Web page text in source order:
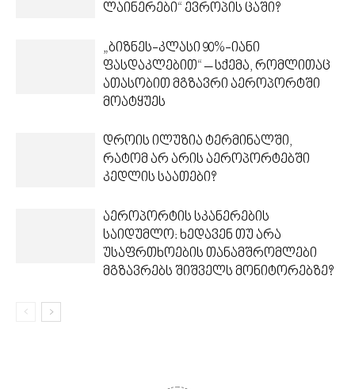
ლაინერები“ ევროპის ცაში?
„ბიზნეს-კლასი 90%-იანი
ფასდაკლებით“ – სქემა, რომლითაც
ათასობით მგზავრი აეროპორტში
მოატყუეს
დროის ილუზია ტერმინალში,
რატომ არ არის აეროპორტებში
კედლის საათები?
აეროპორტის სკანერების
საიდუმლო: ხედავენ თუ არა
უსაფრთხოების თანამშრომლები
მგზავრებს შიშველს მონიტორებზე?